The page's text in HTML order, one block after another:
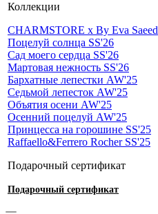
Коллекции
CHARMSTORE х By Eva Saeed
Поцелуй солнца SS'26
Сад моего сердца SS'26
Мартовая нежность SS'26
Бархатные лепестки AW'25
Седьмой лепесток AW'25
Объятия осени AW'25
Осенний поцелуй AW'25
Принцесса на горошине SS'25
Raffaello&Ferrero Rocher SS'25
Подарочный сертификат
Подарочный сертификат